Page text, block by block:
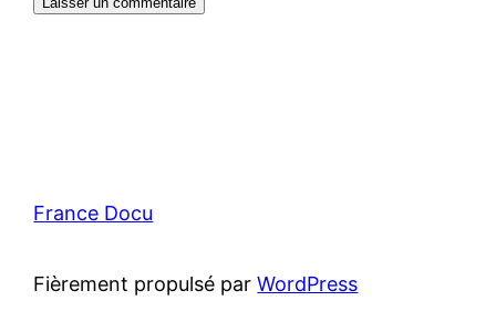
France Docu
Fièrement propulsé parWordPress